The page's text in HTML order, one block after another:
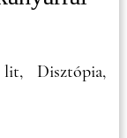
Disztópia,